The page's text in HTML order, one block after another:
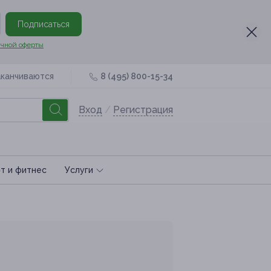
Подписаться
оферты
8 (495) 800-15-34
Вход / Регистрация
и фитнес Услуги